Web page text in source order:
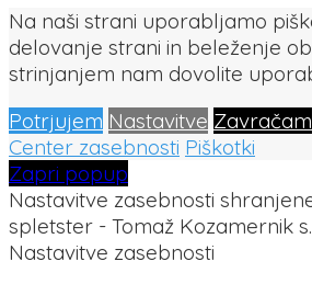
Na naši strani uporabljamo
delovanje strani in beleženje
strinjanjem nam dovolite
Potrjujem Nastavitve Zavračam
Center zasebnosti Piškotki
Zapri popup
Nastavitve zasebnosti
spletster - Tomaž Kozamernik
Nastavitve zasebnosti